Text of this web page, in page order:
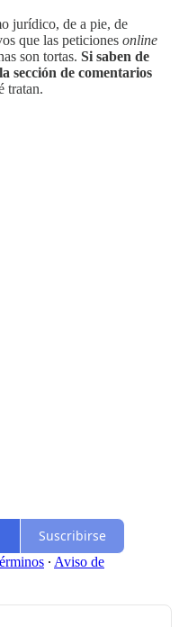
jurídico, de a pie, de
que las peticiones online
son tortas. Si saben de
sección de comentarios
tratan.
Suscribirse
∙ Aviso de